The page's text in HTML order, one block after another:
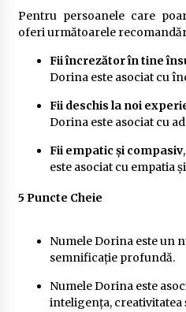
Pentru persoanele care
oferi următoarele
Fii încrezător în tine
Dorina este asociat cu
Fii deschis la noi
Dorina este asociat cu
Fii empatic și compasiv
este asociat cu empatia
5 Puncte Cheie
Numele Dorina este un
semnificație profundă.
Numele Dorina este
inteligența, creativitatea